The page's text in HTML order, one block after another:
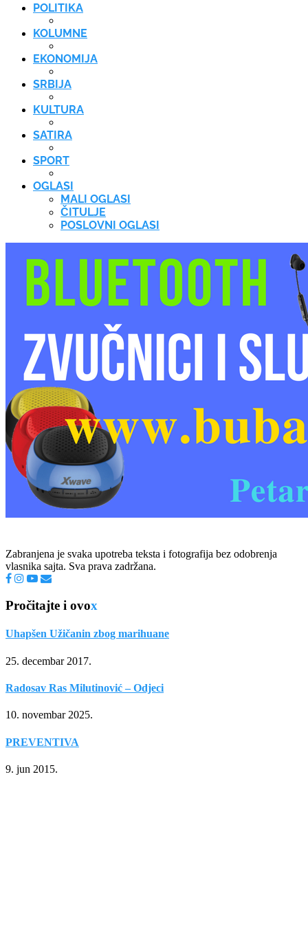
POLITIKA
KOLUMNE
EKONOMIJA
SRBIJA
KULTURA
SATIRA
SPORT
OGLASI
MALI OGLASI
ČITULJE
POSLOVNI OGLASI
Zabranjena je svaka upotreba teksta i fotografija bez odobrenja
vlasnika sajta. Sva prava zadržana.
Pročitajte i ovox
Uhapšen Užičanin zbog marihuane
25. decembar 2017.
Radosav Ras Milutinović – Odjeci
10. novembar 2025.
PREVENTIVA
9. jun 2015.